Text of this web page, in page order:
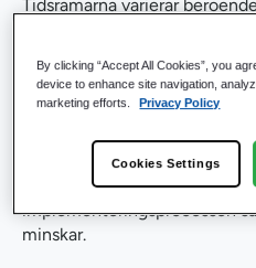
Tidsramarna varierar
vara i drift inom några veckor.
Stora företag som integrerar
befintliga system och
kan behöva flera månader.
som pilot, utrullning och
implementeringsprocessen
minskar.
By clicking “Accept All Cookies”, you
device to enhance site navigation,
marketing efforts.
Privacy Policy
Cookies Settings